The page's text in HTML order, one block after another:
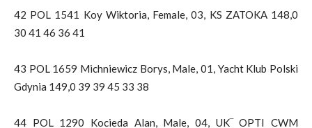
42 POL 1541 Koy Wiktoria, Female, 03, KS ZATOKA 148,0
30 41 46 36 41
43 POL 1659 Michniewicz Borys, Male, 01, Yacht Klub Polski
Gdynia 149,0 39 39 45 33 38
44 POL 1290 Kocieda Alan, Male, 04, UK‾ OPTI CWM